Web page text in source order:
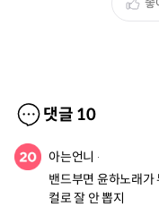
좋
댓글 10
아는언니
밴드부면 윤하노래가
컬로 잘 안 뽑지